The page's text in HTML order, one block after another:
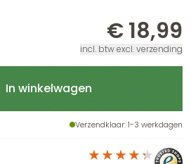
€ 18,99
incl. btw excl. verzending
In winkelwagen
Verzendklaar: 1-3 werkdagen